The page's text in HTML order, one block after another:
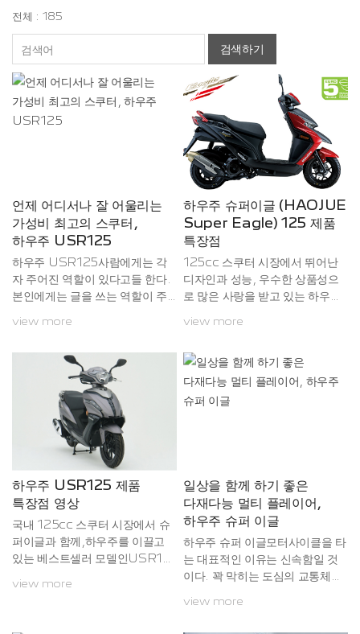
전체 : 185
검색하기
언제 어디서나 잘 어울리는
가성비 최고의 스쿠터,
하우주 USR125
하우주 USR125사람에게는 각
자 주어진 역할이 있다고들 한다.
본인에게는 글을 쓰는 역할이 주
자의 역할에 따라 살아가고 있다.
범주에서는 똑같이 이동수단이지
만, 그 안을 세밀하게 들여다보면
어떤 모델은 트랙에서 더 빠르게
달리는 역할이, 또다른 모델은 오
프로드를 거침없이 달리는 역할이
주어져 있다. 오늘 시승한 하우주
USR125에는 어떤 역할이 주어
졌을까? 다른 125cc 스쿠터와
마찬가지로 근거리의 신속한 이동
이라는 역할이 가장 주가 되겠지
만, 이것이 전부는 아닐 것이다.밋
밋할 수 있었던 전면...
view more
하우주 슈퍼이글 (HAOJUE
Super Eagle) 125 제품
특장점
125cc 스쿠터 시장에서 뛰어난
디자인과 성능, 우수한 상품성으
로 많은 사랑을 받고 있는 하우주
5의 제품 특징을영상에서 확인하
view more
하우주 USR125 제품
특장점 영상
국내 125cc 스쿠터 시장에서 슈
퍼이글과 함께,하우주를 이끌고
있는 베스트셀러 모델인USR12
인하세요~!
view more
일상을 함께 하기 좋은
다재다능 멀티 플레이어,
하우주 슈퍼 이글
하우주 슈퍼 이글모터사이클을 타
는 대표적인 이유는 신속함일 것
이다. 꽉 막히는 도심의 교통체증
터사이클에 눈이 가는 것은 당연
view more